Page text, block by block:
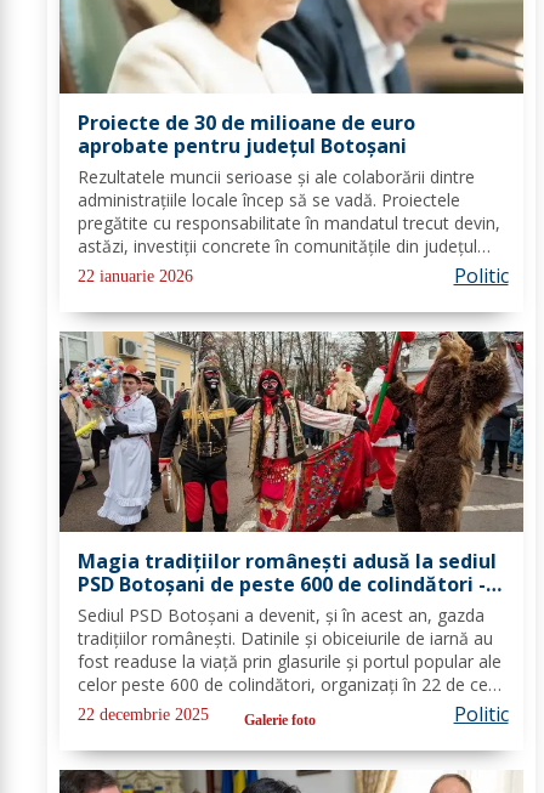
Proiecte de 30 de milioane de euro
aprobate pentru județul Botoșani
Rezultatele muncii serioase și ale colaborării dintre
administrațiile locale încep să se vadă. Proiectele
pregătite cu responsabilitate în mandatul trecut devin,
astăzi, investiții concrete în comunitățile din județul
Botoșani. Acestea vizează modernizarea iluminatului
22 ianuarie 2026 Politic
Magia tradițiilor românești adusă la sediul
PSD Botoșani de peste 600 de colindători -
FOTO
Sediul PSD Botoșani a devenit, și în acest an, gazda
tradițiilor românești. Datinile și obiceiurile de iarnă au
fost readuse la viață prin glasurile și portul popular ale
celor peste 600 de colindători, organizați în 22 de cete
din întreg județul. Îmbrăcați în costume autentice,
22 decembrie 2025 Galerie foto Politic